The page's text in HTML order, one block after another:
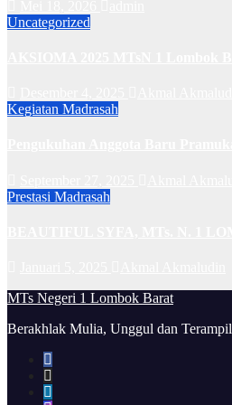
Uncategorized
Kegiatan Madrasah
Prestasi Madrasah
MTs Negeri 1 Lombok Barat
Berakhlak Mulia, Unggul dan Terampil